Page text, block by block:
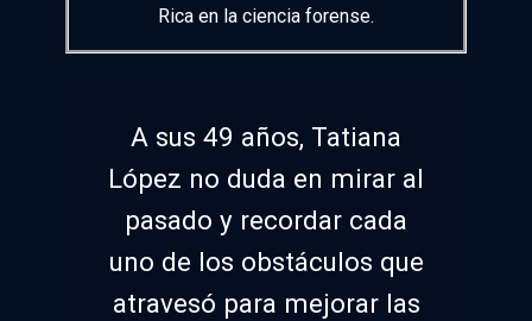
Rica en la ciencia forense.
A sus 49 años, Tatiana
López no duda en mirar al
pasado y recordar cada
uno de los obstáculos que
atravesó para mejorar las